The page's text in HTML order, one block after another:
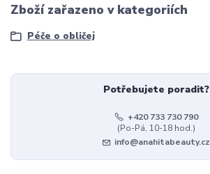
Zboží zařazeno v kategoriích
Péče o obličej
Potřebujete poradit?
+420 733 730 790
(Po-Pá, 10-18 hod.)
info@anahitabeauty.cz